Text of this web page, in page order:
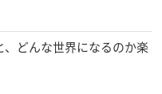
どんな世界になるのか楽